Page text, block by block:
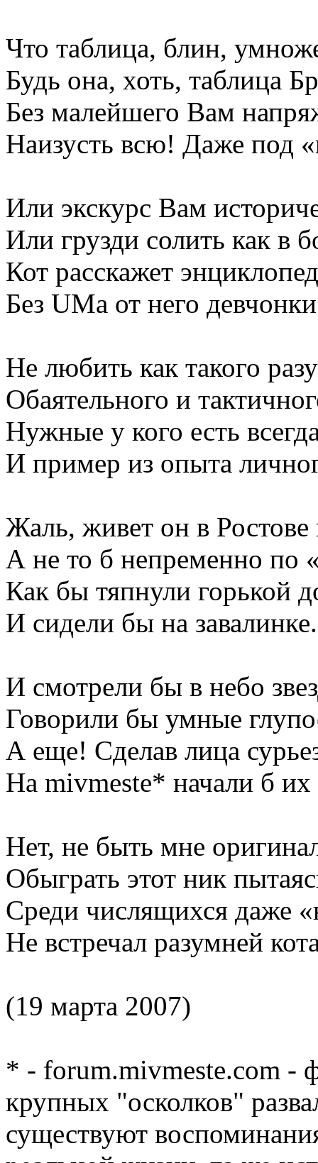
Что таблица, блин,
Будь она, хоть, таблица
Без малейшего Вам
Наизусть всю! Даже под
Или экскурс Вам
Или грузди солить как в
Кот расскажет
Без UMа от него
Не любить как такого
Обаятельного и
Нужные у кого есть
И пример из опыта
Жаль, живет он в
А не то б непременно по
Как бы тяпнули горькой
И сидели бы на завалинке.
И смотрели бы в небо
Говорили бы умные
А еще! Сделав лица
На mivmeste* начали б
Нет, не быть мне
Обыграть этот ник
Среди числящихся даже
Не встречал разумней
(19 марта 2007)
* - forum.mivmeste.com -
крупных "осколков"
существуют